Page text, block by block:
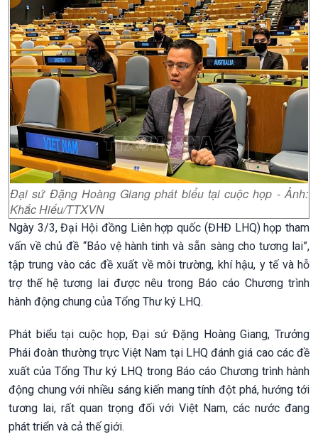
Đại sứ Đặng Hoàng Giang phát biểu tại cuộc họp - Ảnh:
Khắc Hiếu/TTXVN
Ngày 3/3, Đại Hội đồng Liên hợp quốc (ĐHĐ LHQ) họp tham
vấn về chủ đề “Bảo vệ hành tinh và sẵn sàng cho tương lai”,
tập trung vào các đề xuất về môi trường, khí hậu, y tế và hỗ
trợ thế hệ tương lai được nêu trong Báo cáo Chương trình
hành động chung của Tổng Thư ký LHQ.
Phát biểu tại cuộc họp, Đại sứ Đặng Hoàng Giang, Trưởng
Phái đoàn thường trực Việt Nam tại LHQ đánh giá cao các đề
xuất của Tổng Thư ký LHQ trong Báo cáo Chương trình hành
động chung với nhiều sáng kiến mang tính đột phá, hướng tới
tương lai, rất quan trọng đối với Việt Nam, các nước đang
phát triển và cả thế giới.